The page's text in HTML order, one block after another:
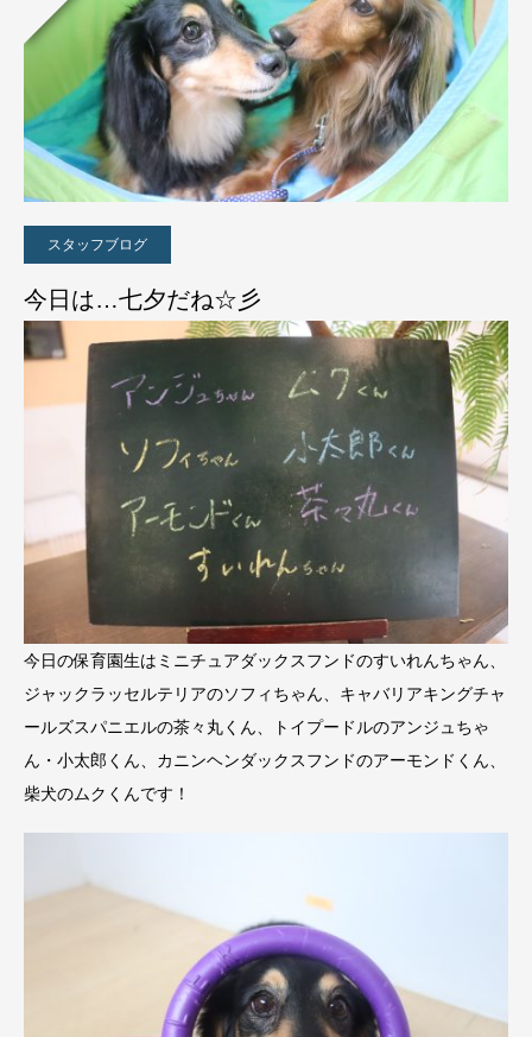
スタッフブログ
今日は…七夕だね☆彡
今日の保育園生はミニチュアダックスフンドのすいれんちゃん、
ジャックラッセルテリアのソフィちゃん、キャバリアキングチャ
ールズスパニエルの茶々丸くん、トイプードルのアンジュちゃ
ん・小太郎くん、カニンヘンダックスフンドのアーモンドくん、
柴犬のムクくんです！